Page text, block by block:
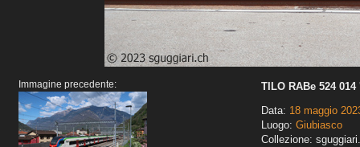
Immagine precedente:
TILO RABe 524
Data: 18 maggio
Luogo: Giubiasco
Collezione: